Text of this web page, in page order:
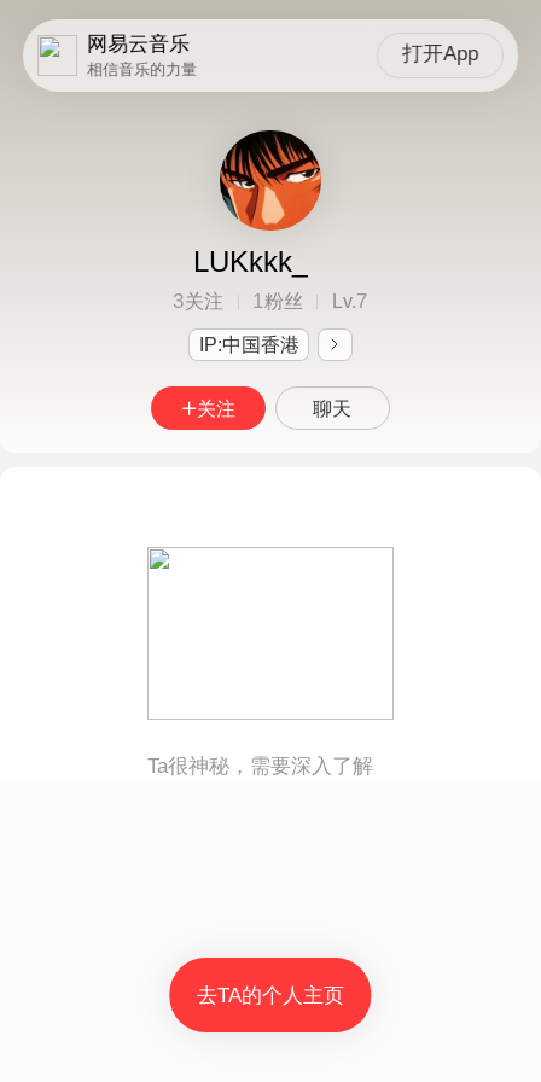
网易云音乐
相信音乐的力量
打开App
LUKkkk_
3关注 1粉丝 Lv.7
IP:中国香港
关注 聊天
Ta很神秘，需要深入了解
去TA的个人主页